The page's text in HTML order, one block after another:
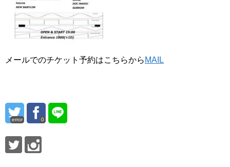
メールでのチケット予約はこちらから MAIL
error 0